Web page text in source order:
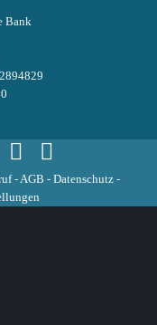
Bank
-AGB - Datenschutz-